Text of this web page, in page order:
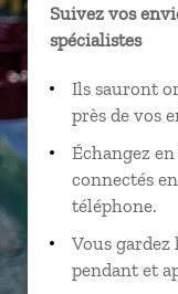
Suivez vos
spécialistes
Ils sauront
près de vos
Échangez
connectés
téléphone.
Vous
pendant et